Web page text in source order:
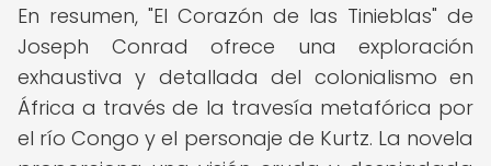
En resumen, "El Corazón de las Tinieblas" de
Joseph Conrad ofrece una exploración
exhaustiva y detallada del colonialismo en
África a través de la travesía metafórica por
el río Congo y el personaje de Kurtz. La novela